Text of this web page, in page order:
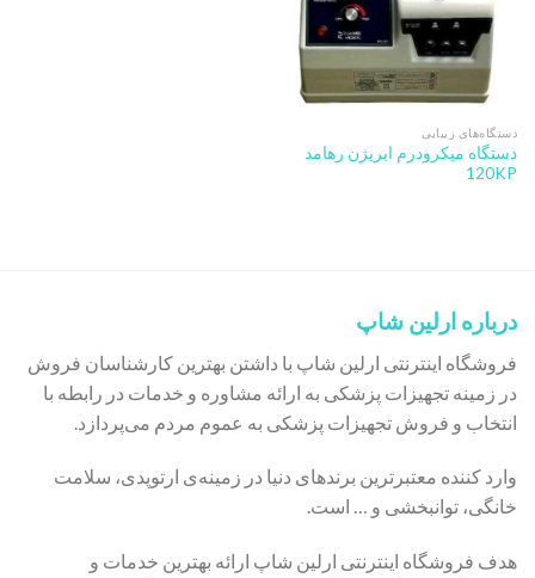
دستگاه‌های زیبایی
دستگاه میکرودرم ابریژن رهامد
120KP
درباره ارلین شاپ
فروشگاه اینترنتی ارلین شاپ با داشتن بهترین کارشناسان فروش
در زمینه تجهیزات پزشکی به ارائه مشاوره و خدمات در رابطه با
انتخاب و فروش تجهیزات پزشکی به عموم مردم می‌پردازد.
وارد کننده معتبرترین برندهای دنیا در زمینه‌ی ارتوپدی، سلامت
خانگی، توانبخشی و … است.
هدف فروشگاه اینترنتی ارلین شاپ ارائه بهترین خدمات و